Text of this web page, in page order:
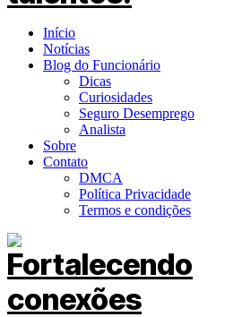
Início
Notícias
Blog do Funcionário
Dicas
Curiosidades
Seguro Desemprego
Analista
Sobre
Contato
DMCA
Política Privacidade
Termos e condições